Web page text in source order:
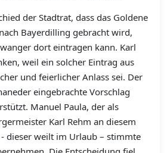
der Stadtrat, dass das Goldene
Bayerdilling gebracht wird,
dort eintragen kann. Karl
weil ein solcher Eintrag aus
und feierlicher Anlass sei. Der
eingebrachte Vorschlag
Manuel Paula, der als
Karl Rehm an diesem
dieser weilt im Urlaub – stimmte